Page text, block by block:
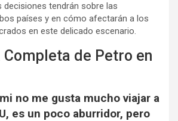
tendrán sobre las
países y en cómo afectarán a los
en este delicado escenario.
Completa de Petro en
no me gusta mucho viajar a
es un poco aburridor, pero